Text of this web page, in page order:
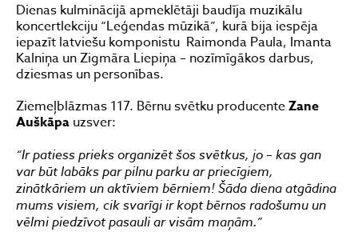
Dienas kulminācijā apmeklētāji baudīja muzikālu
koncertlekciju “Leģendas mūzikā”, kurā bija iespēja
iepazīt latviešu komponistu Raimonda Paula, Imanta
Kalniņa un Zigmāra Liepiņa – nozīmīgākos darbus,
dziesmas un personības.
Ziemeļblāzmas 117. Bērnu svētku producenteZane
Auškāpa uzsver:
“Ir patiess prieks organizēt šos svētkus, jo – kas gan
var būt labāks par pilnu parku ar priecīgiem,
zinātkāriem un aktīviem bērniem! Šāda diena atgādina
mums visiem, cik svarīgi ir kopt bērnos radošumu un
vēlmi piedzīvot pasauli ar visām maņām.”